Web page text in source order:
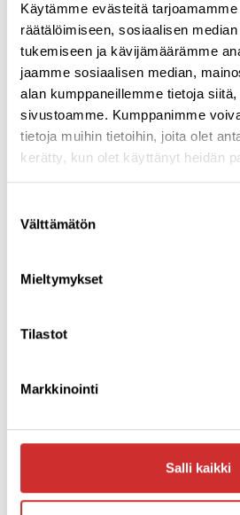
Käytämme evästeitä
räätälöimiseen, sosiaalisen
tukemiseen ja kävijämäärämme
jaamme sosiaalisen median,
alan kumppaneillemme tietoja
sivustoamme. Kumppanimme
tietoja muihin tietoihin, joita olet
kerätty, kun olet käyttänyt heidän
valinta
Välttämätön
Mieltymykset
Tilastot
Markkinointi
Salli kaikki
IKIMUISTOISET SYNTTÄRIT
Synttäripakettiin kuuluu 2 h tilan
tai lapsiparkki Omppula) sekä
liikunta-/tanssituokio.
esim. supersankarit, temppurata,
kuin tähti, akrobatia tai mitä
lauantaisin iltapäivällä. Kysy tarjous: